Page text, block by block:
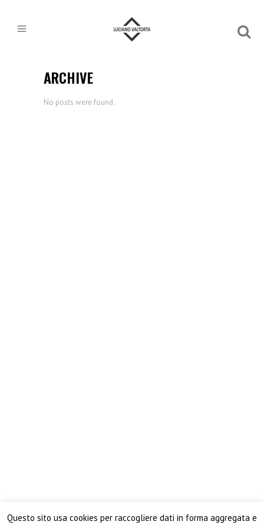
ARCHIVE
No posts were found.
Questo sito usa cookies per raccogliere dati in forma aggregata e